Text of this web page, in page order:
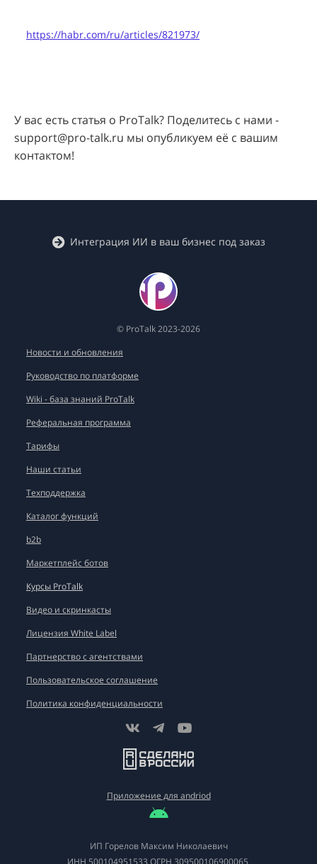
https://habr.com/ru/articles/821973/
У вас есть статья о ProTalk? Поделитесь с нами -
support@pro-talk.ru мы опубликуем её с вашим
контактом!
Интеграция ИИ в ваш бизнес под заказ
© ProTalk 2023-2026
Новости и обновления
Руководство по платформе
Wiki - база знаний ProTalk
Реферальная программа
Тарифы
Наши статьи
Техподдержка
Каталог функций
b2b
Маркетплейс ботов
Курсы ProTalk
Видео и скринкасты
Лицензия White Label
Партнерство с агентствами
Пользовательское соглашение
Политика конфиденциальности
Приложение для andriod
ИП Горелов Максим Николаевич
ИНН 500104951533 ОГРН 309500106900065